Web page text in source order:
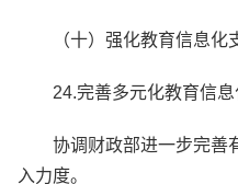
（十）强化教育信息化
24.完善多元化教育信
协调财政部进一步完善
入力度。